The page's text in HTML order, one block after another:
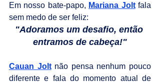
Em nosso bate-papo, Mariana Jolt fala
sem medo de ser feliz:
"Adoramos um desafio, então
entramos de cabeça!"
Cauan Jolt não pensa nenhum pouco
diferente e fala do momento atual de